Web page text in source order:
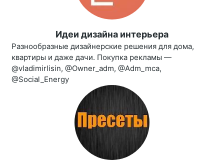
Идеи дизайна интерьера
Разнообразные дизайнерские решения для дома,
квартиры и даже дачи. Покупка рекламы —
@vladimirlisin, @Owner_adm, @Adm_mca,
@Social_Energy